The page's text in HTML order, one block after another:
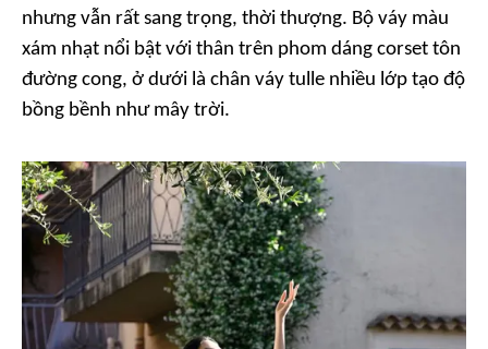
nhưng vẫn rất sang trọng, thời thượng. Bộ váy màu
xám nhạt nổi bật với thân trên phom dáng corset tôn
đường cong, ở dưới là chân váy tulle nhiều lớp tạo độ
bồng bềnh như mây trời.